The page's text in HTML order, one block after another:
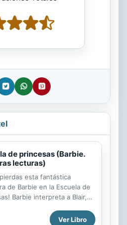
de princesas (Barbie.
lecturas)
esta fantástica
de Barbie en la Escuela de
Barbie interpreta a Blair,
normal que, para suVer Libro